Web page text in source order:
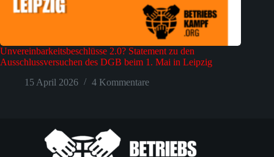
Unvereinbarkeitsbeschlüsse 2.0? Statement zu den
Ausschlussversuchen des DGB beim 1. Mai in Leipzig
15 April 2026
4 Kommentare